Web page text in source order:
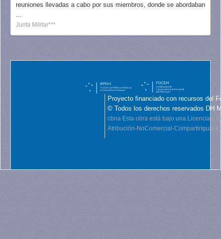
reuniones llevadas a cabo por sus miembros, donde se abordaban
...
Junta Militar***
Proyecto financiado con recursos del
© Todos los derechos reservados DH
cbna Esta obra está bajo una Licencia
Atribución-NoComercial-CompartirIgual